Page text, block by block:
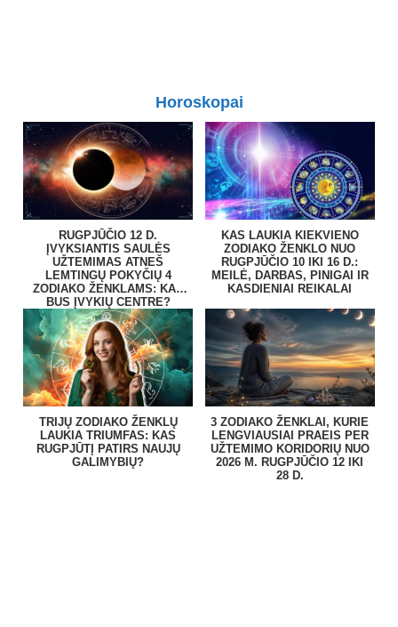
Horoskopai
RUGPJŪČIO 12 D.
ĮVYKSIANTIS SAULĖS
UŽTEMIMAS ATNEŠ
LEMTINGŲ POKYČIŲ 4
ZODIAKO ŽENKLAMS: KAS
BUS ĮVYKIŲ CENTRE?
KAS LAUKIA KIEKVIENO
ZODIAKO ŽENKLO NUO
RUGPJŪČIO 10 IKI 16 D.:
MEILĖ, DARBAS, PINIGAI IR
KASDIENIAI REIKALAI
TRIJŲ ZODIAKO ŽENKLŲ
LAUKIA TRIUMFAS: KAS
RUGPJŪTĮ PATIRS NAUJŲ
GALIMYBIŲ?
3 ZODIAKO ŽENKLAI, KURIE
LENGVIAUSIAI PRAEIS PER
UŽTEMIMO KORIDORIŲ NUO
2026 M. RUGPJŪČIO 12 IKI
28 D.